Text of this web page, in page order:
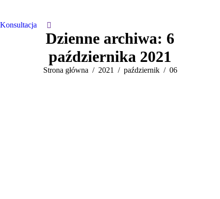
Konsultacja
Dzienne archiwa: 6
października 2021
Jesteś tutaj:
Strona główna 2021 październik 06